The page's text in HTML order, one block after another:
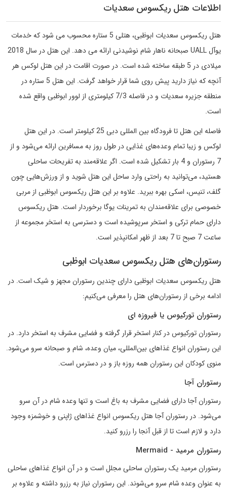
اطلاعات هتل ریکسوس سعدیات
هتل ریکسوس سعدیات ابوظبی، هتلی 5 ستاره محسوب می شود که خدمات
یوآل UALL صبحانه ناهار شام نوشیدنی ارائه می دهد. این هتل در سال 2018
میلادی در 5 طبقه ساخته شده است. در صورت اقامت در این هتل لوکس هر
آنچه که نیاز دارید پیش روی شما قرار خواهد گرفت. این هتل 5 ستاره در
منطقه جزیره سعدیات و در فاصله 7/3 کیلومتری از لوور ابوظبی واقع شده
است.
فاصله این هتل تا فرودگاه بین المللی دبی 25 کیلومتر است. در این هتل
لوکس و زیبا تمام وعده‌های غذایی در طول روز به مسافرین ارائه می‌شود و از
7 رستوران و 4 بار تشکیل شده است. اگر علاقه‌مند به تفریحات ساحلی
هستید، می‌توانید به راحتی وارد ساحل این هتل شوید و از ورزش‌هایی چون
گلف، تنیس، اسکی بهره ببرید. علاوه بر این هتل ریکسوس ابوظبی از مربی
خصوصی برای علاقه‌مندان به تمرینات یوگا برخوردار است. هتل ریکسوس
دارای حمام ترکی و استخر سرپوشیده است و دسترسی به استخر مجموعه از
ساعت 7 صبح تا 7 بعد از ظهر امکانپذیر است.
رستوران‌های هتل ریکسوس سعدیات ابوظبی
هتل ریکسوس سعدیات ابوظبی دارای چندین رستوران مجهز و شیک است. در
ادامه برخی از رستوران‌های هتل را معرفی می‌کنیم:
رستوران تورکیوس یا فیروزه ای
رستوران تورکیوس در کنار استخر قرار گرفته و فضایی مشرف به استخر دارد. در
این رستوران انواع غذاهای بین‌المللی، میان وعده، شام و صبحانه سرو می‌‌شود.
منوی کودکان این رستوران همه روزه باز و در دسترس است.
رستوران آجا
رستوران آجا دارای فضایی مشرف به باغ است و تنها وعده شام در آن سرو
می‌شود. در رستوران آجا هتل ریکسوس انواع غذاهای ژاپنی و خوشمزه وجود
دارد و لازم است تا از قبل آنجا را رزرو کنید.
رستوران مرمید - Mermaid
رستوران مرمید یک رستوران ساحلی مجلل است و در آن انواع غذاهای ساحلی
به عنوان وعده شام سرو می‌شوند. این رستوران نیاز به رزرو داشته و علاوه بر